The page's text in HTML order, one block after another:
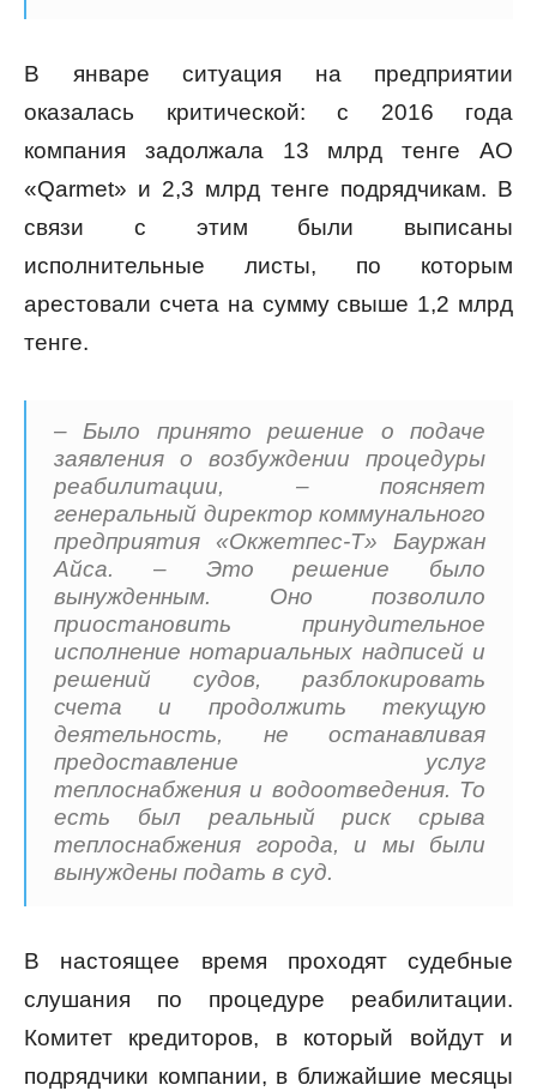
В январе ситуация на предприятии
оказалась критической: с 2016 года
компания задолжала 13 млрд тенге АО
«Qarmet» и 2,3 млрд тенге подрядчикам. В
связи с этим были выписаны
исполнительные листы, по которым
арестовали счета на сумму свыше 1,2 млрд
тенге.
– Было принято решение о подаче
заявления о возбуждении процедуры
реабилитации, – поясняет
генеральный директор коммунального
предприятия «Окжетпес-Т» Бауржан
Айса. – Это решение было
вынужденным. Оно позволило
приостановить принудительное
исполнение нотариальных надписей и
решений судов, разблокировать
счета и продолжить текущую
деятельность, не останавливая
предоставление услуг
теплоснабжения и водоотведения. То
есть был реальный риск срыва
теплоснабжения города, и мы были
вынуждены подать в суд.
В настоящее время проходят судебные
слушания по процедуре реабилитации.
Комитет кредиторов, в который войдут и
подрядчики компании, в ближайшие месяцы